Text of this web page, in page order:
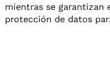
mientras se garantizan
protección de datos